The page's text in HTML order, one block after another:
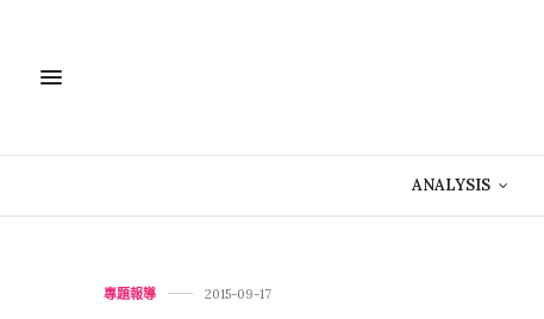
ANALYSIS
專題報導 2015-09-17